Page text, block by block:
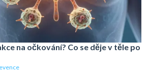
na očkování? Co se děje v těle po